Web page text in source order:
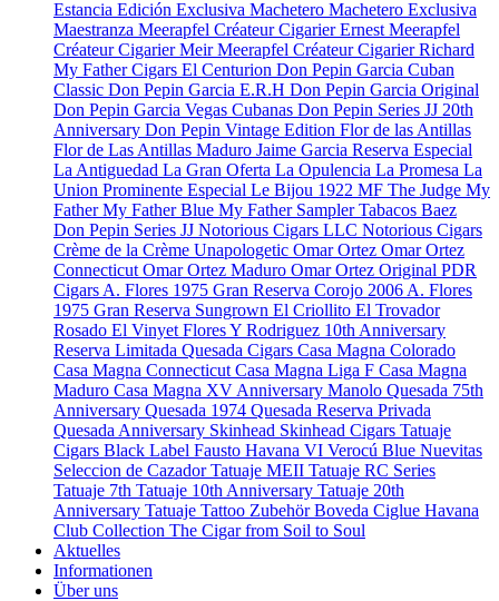
Estancia Edición Exclusiva Machetero Machetero Exclusiva
Maestranza Meerapfel Créateur Cigarier Ernest Meerapfel
Créateur Cigarier MeirMeerapfel Créateur Cigarier Richard
My Father Cigars El Centurion Don Pepin Garcia Cuban
Classic Don Pepin Garcia E.R.H Don Pepin Garcia Original
Don Pepin Garcia Vegas Cubanas Don Pepin Series JJ 20th
Anniversary Don Pepin Vintage Edition Flor de las Antillas
Flor de Las Antillas Maduro Jaime Garcia Reserva Especial
La Antiguedad La Gran Oferta La Opulencia La Promesa La
Union Prominente Especial Le Bijou 1922 MF The Judge My
FatherMy Father Blue My Father SamplerTabacos Baez
Don Pepin Series JJ Notorious Cigars LLC Notorious Cigars
Crème de la Crème Unapologetic Omar Ortez Omar Ortez
Connecticut Omar Ortez Maduro Omar Ortez Original PDR
Cigars A. Flores 1975 Gran Reserva Corojo 2006 A. Flores
1975 Gran Reserva Sungrown El Criollito El Trovador
Rosado El Vinyet Flores Y Rodriguez 10th Anniversary
Reserva Limitada Quesada Cigars Casa Magna Colorado
Casa Magna Connecticut Casa Magna Liga F Casa Magna
Maduro Casa Magna XV Anniversary Manolo Quesada 75th
Anniversary Quesada 1974 Quesada Reserva Privada
Quesada Anniversary Skinhead Skinhead Cigars Tatuaje
Cigars Black Label Fausto Havana VI Verocú Blue Nuevitas
Seleccion de CazadorTatuaje MEII Tatuaje RC Series
Tatuaje 7th Tatuaje 10th Anniversary Tatuaje 20th
Anniversary Tatuaje Tattoo ZubehörBoveda Ciglue Havana
Club Collection The Cigar from Soil to Soul
Aktuelles
Informationen
Über uns